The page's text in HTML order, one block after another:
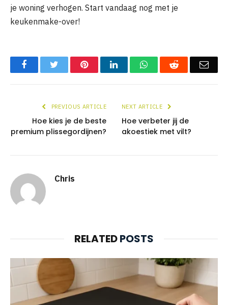
je woning verhogen. Start vandaag nog met je
keukenmake-over!
FacebookTwitter PinterestLinkedInWhatsAppReddit
PREVIOUS ARTICLE
Hoe kies je de beste
premium plissegordijnen?
NEXT ARTICLE
Hoe verbeter jij de
akoestiek met vilt?
Chris
RELATEDPOSTS